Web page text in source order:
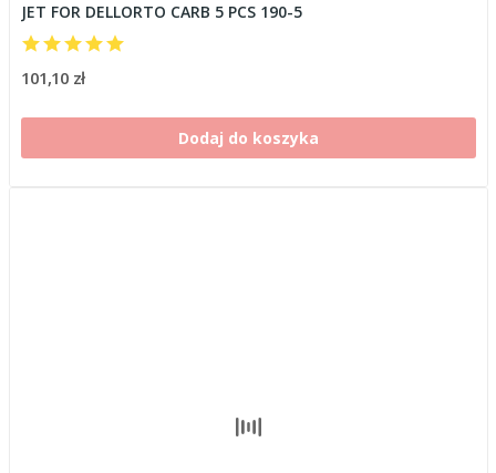
JET FOR DELLORTO CARB 5 PCS 190-5
101,10 zł
Dodaj do koszyka